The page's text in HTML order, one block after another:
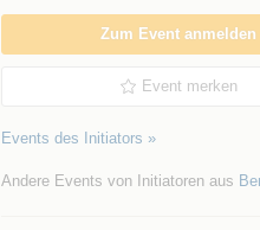
Zum Event anmelden
Event merken
Events des Initiators »
Andere Events von Initiatoren aus